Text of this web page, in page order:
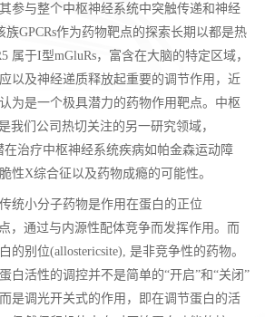
参与整个中枢神经系统中突触传递和神经
GPCRs作为药物靶点的探索长期以都是热
属于I型mGluRs，富含在大脑的特定区域，
以及神经递质释放起重要的调节作用，近
为是一个极具潜力的药物作用靶点。中枢
我们公司热切关注的另一研究领域，
在治疗中枢神经系统疾病如帕金森运动障
性X综合征以及药物成瘾的可能性。
统小分子药物是作用在蛋白的正位
点，通过与内源性配体竞争而发挥作用。而
的别位(allostericsite), 是非竞争性的药物。
白活性的调控并不是简单的“开启”和“关闭”
是调光开关式的作用，即在调节蛋白的活